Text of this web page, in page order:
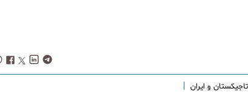
تاجیکستان و ایران |